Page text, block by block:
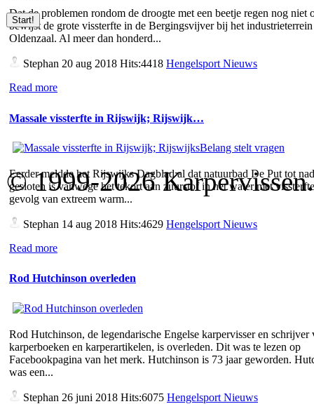
Dat de problemen rondom de droogte met een beetje regen nog niet
bewijst de grote vissterfte in de Bergingsvijver bij het
Oldenzaal. Al meer dan honderd...
Stephan 20 aug 2018 Hits:4418 Hengelsport Nieuws
Read more
Massale vissterfte in Rijswijk; Rijswijk…
Eerder meldde het Rijswijks Dagblad al dat natuurbad De Put tot
gesloten is vanwege het tekort aan zuurstof in het water met
gevolg van extreem warm...
Stephan 14 aug 2018 Hits:4629 Hengelsport Nieuws
Read more
Rod Hutchinson overleden
Rod Hutchinson, de legendarische Engelse karpervisser en schrijver
karperboeken en karperartikelen, is overleden. Dit was te lezen op
Facebookpagina van het merk. Hutchinson is 73 jaar geworden.
was een...
Stephan 26 juni 2018 Hits:6075 Hengelsport Nieuws
© 1999-2026